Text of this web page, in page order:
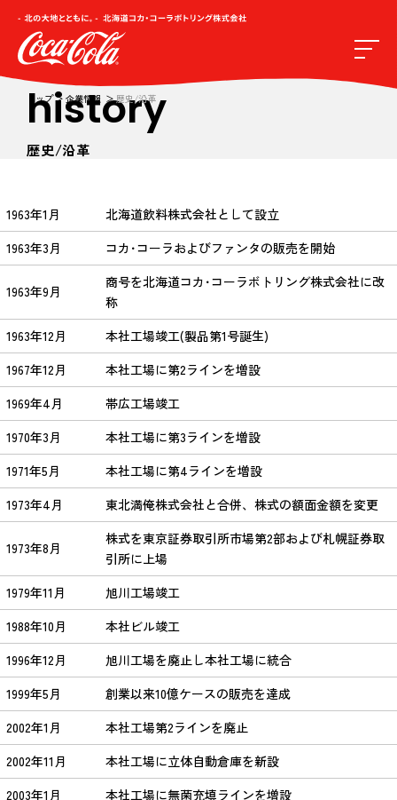
トップ 企業情報 歴史/沿革
history
歴史/沿革
1963年1月
北海道飲料株式会社として設立
1963年3月
コカ･コーラおよびファンタの販売を開始
1963年9月
商号を北海道コカ･コーラボトリング株式会社に改
称
1963年12月
本社工場竣工(製品第1号誕生)
1967年12月
本社工場に第2ラインを増設
1969年4月
帯広工場竣工
1970年3月
本社工場に第3ラインを増設
1971年5月
本社工場に第4ラインを増設
1973年4月
東北満俺株式会社と合併、株式の額面金額を変更
1973年8月
株式を東京証券取引所市場第2部および札幌証券取
引所に上場
1979年11月
旭川工場竣工
1988年10月
本社ビル竣工
1996年12月
旭川工場を廃止し本社工場に統合
1999年5月
創業以来10億ケースの販売を達成
2002年1月
本社工場第2ラインを廃止
2002年11月
本社工場に立体自動倉庫を新設
2003年1月
本社工場に無菌充填ラインを増設